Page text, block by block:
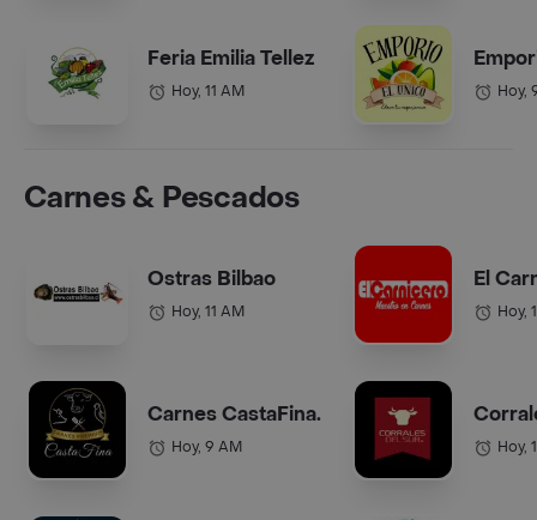
Feria Emilia Tellez
Hoy, 11 AM Hoy,
Carnes & Pescados
Ostras Bilbao
Hoy, 11 AM
Carnes CastaFina.
Hoy, 9 AM
El
Hoy,
Hoy,